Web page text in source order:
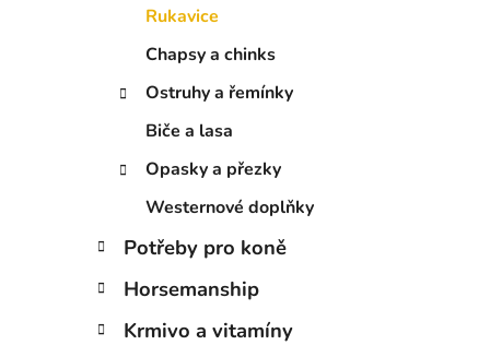
Rukavice
Chapsy a chinks
Ostruhy a řemínky
Biče a lasa
Opasky a přezky
Westernové doplňky
Potřeby pro koně
Horsemanship
Krmivo a vitamíny